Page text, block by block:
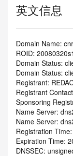
英文信息
Domain Name:
ROID:
Domain Status:
Domain Status:
Registrant:
Registrant
Sponsoring
Name Server:
Name Server:
Registration
Expiration Time:
DNSSEC: